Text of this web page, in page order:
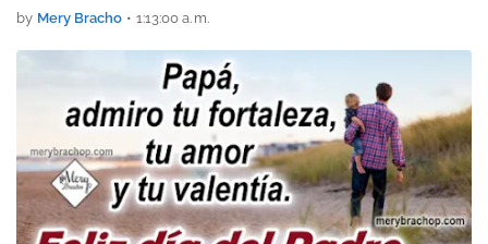
by Mery Bracho • 1:13:00 a. m.